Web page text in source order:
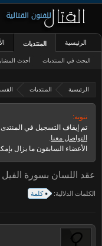
الرئيسية المنتديات
تنويه:
تم إيقاف التسجيل في المنتدى
التواصل معنا.
الأعضاء السابقون ما يزال
عقد اللسان بسورة الفيل 004917637777797
الكلمات الدلالية: كلمة
الرئيسية المنتديات
البحث في المنتديات أحدث